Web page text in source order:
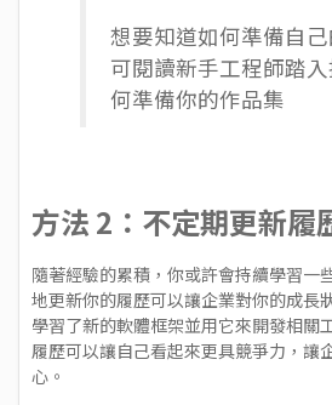
想要知道如何準備自己
可閱讀新手工程師踏
何準備你的作品集
方法 2：不定期更新履
隨著經驗的累積，你或許會持續學習一
地更新你的履歷可以讓企業對你的成長
學習了新的軟體框架並用它來開發相關
履歷可以讓自己看起來更具競爭力，讓
心。